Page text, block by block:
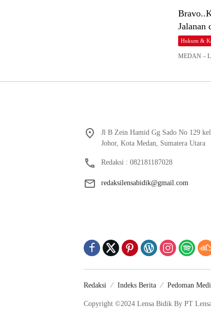
Jalanan
Hukum &
MEDAN –
Jl B Zein Hamid Gg Sado No 129
Johor, Kota Medan, Sumatera Utara
Redaksi : 082181187028
redaksilensabidik@gmail.com
Redaksi Indeks Berita Pedoman
Copyright ©2024 Lensa Bidik By PT